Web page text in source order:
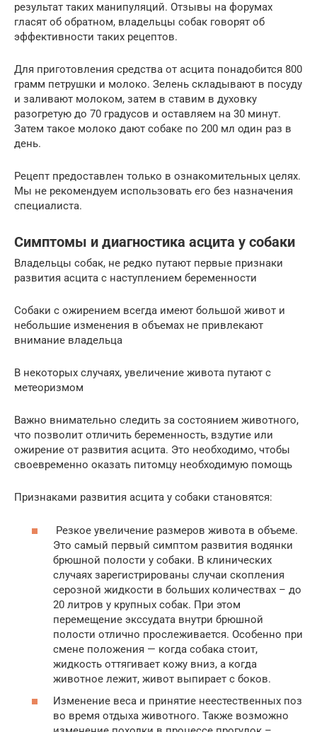
результат таких манипуляций. Отзывы на форумах
гласят об обратном, владельцы собак говорят об
эффективности таких рецептов.
Для приготовления средства от асцита понадобится 800
грамм петрушки и молоко. Зелень складывают в посуду
и заливают молоком, затем в ставим в духовку
разогретую до 70 градусов и оставляем на 30 минут.
Затем такое молоко дают собаке по 200 мл один раз в
день.
Рецепт предоставлен только в ознакомительных целях.
Мы не рекомендуем использовать его без назначения
специалиста.
Симптомы и диагностика асцита у собаки
Владельцы собак, не редко путают первые признаки
развития асцита с наступлением беременности
Собаки с ожирением всегда имеют большой живот и
небольшие изменения в объемах не привлекают
внимание владельца
В некоторых случаях, увеличение живота путают с
метеоризмом
Важно внимательно следить за состоянием животного,
что позволит отличить беременность, вздутие или
ожирение от развития асцита. Это необходимо, чтобы
своевременно оказать питомцу необходимую помощь
Признаками развития асцита у собаки становятся:
Резкое увеличение размеров живота в объеме.
Это самый первый симптом развития водянки
брюшной полости у собаки. В клинических
случаях зарегистрированы случаи скопления
серозной жидкости в больших количествах – до
20 литров у крупных собак. При этом
перемещение экссудата внутри брюшной
полости отлично прослеживается. Особенно при
смене положения — когда собака стоит,
жидкость оттягивает кожу вниз, а когда
животное лежит, живот выпирает с боков.
Изменение веса и принятие неестественных поз
во время отдыха животного. Также возможно